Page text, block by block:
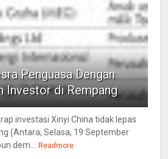
Penguasa Dengan
Investor di Rempang
investasi Xinyi China tidak lepas
(Antara, Selasa, 19 September
dem...
Readmore